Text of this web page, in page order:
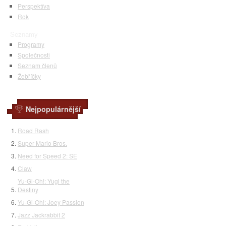
Perspektíva
Rok
Programy
Společnosti
Seznam členů
Žebříčky
Nejpopulárnější
Road Rash
Super Mario Bros.
Need for Speed 2: SE
Claw
Yu-Gi-Oh!: Yugi the
Destiny
Yu-Gi-Oh!: Joey Passion
Jazz Jackrabbit 2